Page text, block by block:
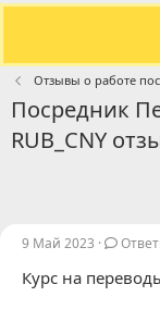
Отзывы о работе
Посредник
RUB_CNY
9 Май 2023
Курс на